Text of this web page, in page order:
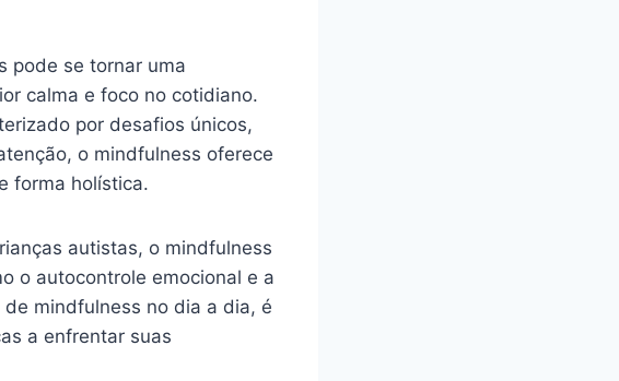
pode se tornar uma
calma e foco no cotidiano.
por desafios únicos,
o mindfulness oferece
forma holística.
autistas, o mindfulness
o autocontrole emocional e a
mindfulness no dia a dia, é
a enfrentar suas